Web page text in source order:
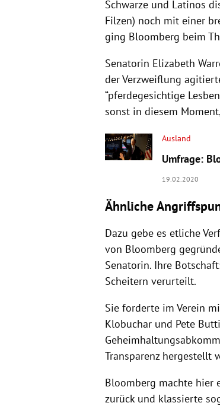
Schwarze und Latinos
Filzen) noch mit einer
ging Bloomberg beim
Senatorin Elizabeth
der Verzweiflung
“pferdegesichtige
sonst in diesem
Ausland
Umfrage:
19.02.2020
Ähnliche
Dazu gebe es etliche
von Bloomberg
Senatorin. Ihre
Scheitern verurteilt.
Sie forderte im Verein
Klobucharund Pete
Transparenz hergestellt
Bloomberg machte hier
zurück und klassierte